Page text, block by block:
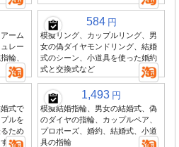
ーム
レー
輪、
584 円
模擬リング、カップルリング、男
女の偽ダイヤモンドリング、結婚
式のシーン、小道具を使った婚約
式と交換式など
式で
ルを
ため
1,493 円
模擬結婚指輪、男女の結婚式、偽
のダイヤの指輪、カップルペア、
プロポーズ、婚約、結婚式、小道
具の指輪